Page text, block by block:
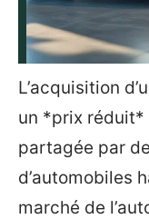
L’acquisition
un *prix réduit*
partagée par
d’automobiles
marché de